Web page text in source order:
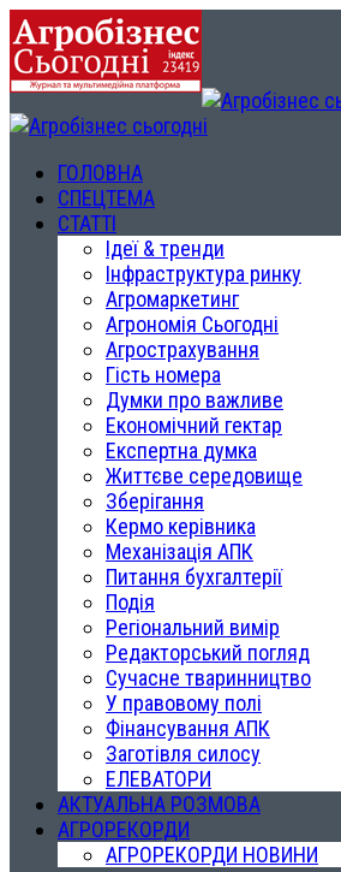
ГОЛОВНА
СПЕЦТЕМА
СТАТТІ
Ідеї & тренди
Інфраструктура ринку
Агромаркетинг
Агрономія Сьогодні
Агрострахування
Гість номера
Думки про важливе
Економічний гектар
Експертна думка
Життєве середовище
Зберігання
Кермо керівника
Механізація АПК
Питання бухгалтерії
Подія
Регіональний вимір
Редакторський погляд
Сучасне тваринництво
У правовому полі
Фінансування АПК
Заготівля силосу
ЕЛЕВАТОРИ
АКТУАЛЬНА РОЗМОВА
АГРОРЕКОРДИ
АГРОРЕКОРДИ НОВИНИ